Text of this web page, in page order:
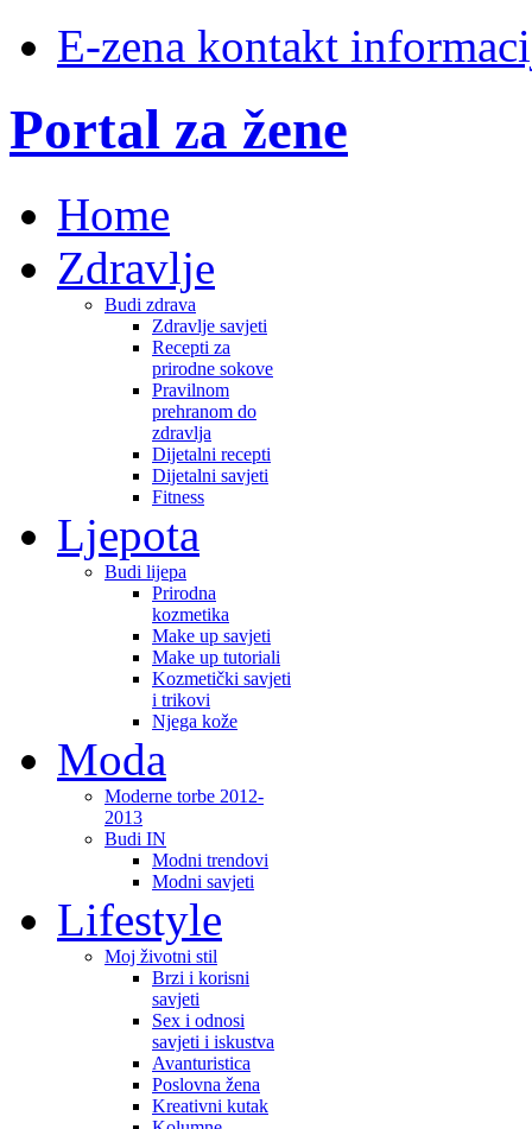
E-zena kontakt
Portal za žene
Home
Zdravlje
Budi zdrava
Zdravlje savjeti
Recepti za
prirodne sokove
Pravilnom
prehranom do
zdravlja
Dijetalni recepti
Dijetalni savjeti
Fitness
Ljepota
Budi lijepa
Prirodna
kozmetika
Make up savjeti
Make up tutoriali
Kozmetički savjeti
i trikovi
Njega kože
Moda
Moderne torbe 2012-
2013
Budi IN
Modni trendovi
Modni savjeti
Lifestyle
Moj životni stil
Brzi i korisni
savjeti
Sex i odnosi
savjeti i iskustva
Avanturistica
Poslovna žena
Kreativni kutak